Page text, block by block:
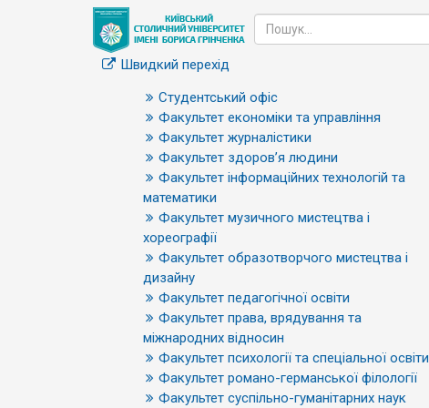
Швидкий перехід
Студентський офіс
Факультет економіки та управління
Факультет журналістики
Факультет здоров’я людини
Факультет інформаційних технологій та
математики
Факультет музичного мистецтва і
хореографії
Факультет образотворчого мистецтва і
дизайну
Факультет педагогічної освіти
Факультет права, врядування та
міжнародних відносин
Факультет психології та спеціальної освіти
Факультет романо-германської філології
Факультет суспільно-гуманітарних наук